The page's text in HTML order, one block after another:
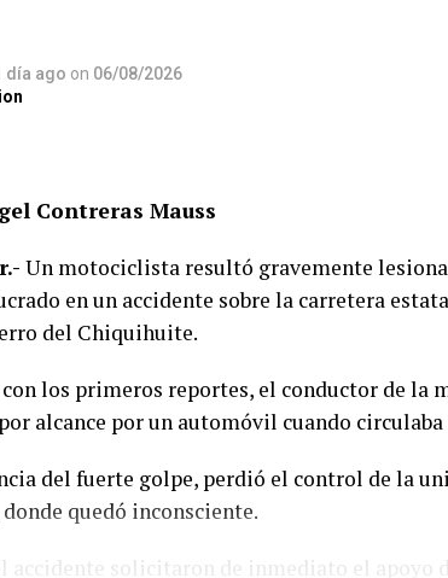
día ago on 06/08/2026
Contreras Mauss
Un motociclista resultó gravemente
en un accidente sobre la carretera
del Chiquihuite.
con los primeros reportes, el conductor de la
alcance por un automóvil cuando
del fuerte golpe, perdió el control de la
quedó inconsciente.
accidente solicitaron de inmediato el apoyo